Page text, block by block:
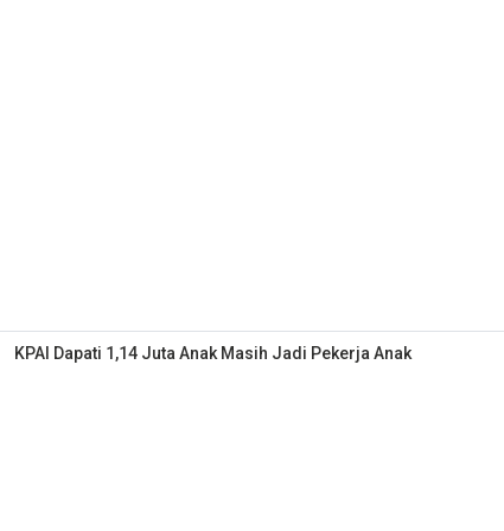
KPAI Dapati 1,14 Juta Anak Masih Jadi Pekerja Anak